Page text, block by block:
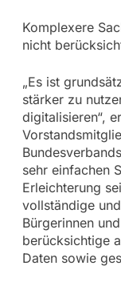
Komplexere
nicht
„Es ist
stärker zu
digitalisieren“,
sehr einfachen
Erleichterung
vollständige
Bürgerinnen
berücksichtige
Daten sowie